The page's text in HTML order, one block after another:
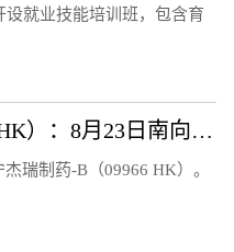
就业技能培训班，包含育
康宁杰瑞制药-B（09966.HK）：8月23日南向资金增持6万股
瑞制药-B（09966 HK）。